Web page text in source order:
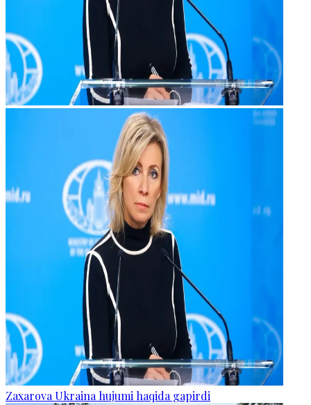
Zaxarova Ukraina hujumi haqida gapirdi